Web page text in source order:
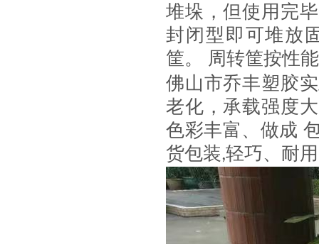
堆垛，但使用完
封闭型即可堆放
筐。 周转筐按性
佛山市乔丰塑胶
老化，承载强度
色彩丰富、做成
货包装,轻巧、耐